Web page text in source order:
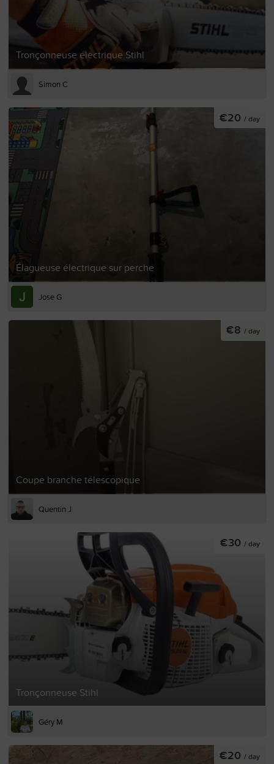
Tronçonneuse électrique Stihl
Simon C
Élagueuse électrique sur perche
€20 / day
Jose G
Coupe branche télescopique
€8 / day
Quentin J
Tronçonneuse Stihl
€30 / day
Géry M
€20 / day